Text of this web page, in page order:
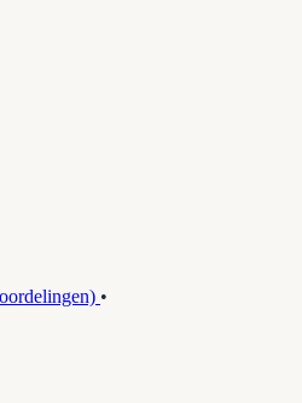
•